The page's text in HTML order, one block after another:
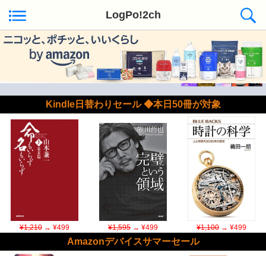
LogPo!2ch
Kindle日替わりセール ◆本日50冊が対象
¥1,210→ ¥499 ¥1,595→ ¥499 ¥1,100→ ¥499
Amazonデバイスサマーセール